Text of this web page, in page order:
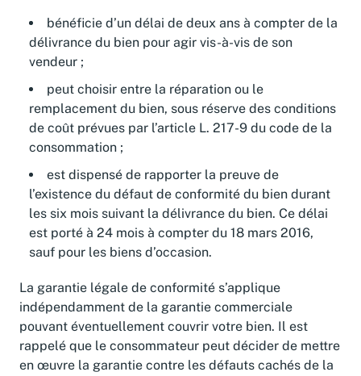
bénéficie d’un délai de deux ans à compter de la
délivrance du bien pour agir vis-à-vis de son
vendeur ;
peut choisir entre la réparation ou le
remplacement du bien, sous réserve des conditions
de coût prévues par l’article L. 217-9 du code de la
consommation ;
est dispensé de rapporter la preuve de
l’existence du défaut de conformité du bien durant
les six mois suivant la délivrance du bien. Ce délai
est porté à 24 mois à compter du 18 mars 2016,
sauf pour les biens d’occasion.
La garantie légale de conformité s’applique
indépendamment de la garantie commerciale
pouvant éventuellement couvrir votre bien. Il est
rappelé que le consommateur peut décider de mettre
en œuvre la garantie contre les défauts cachés de la